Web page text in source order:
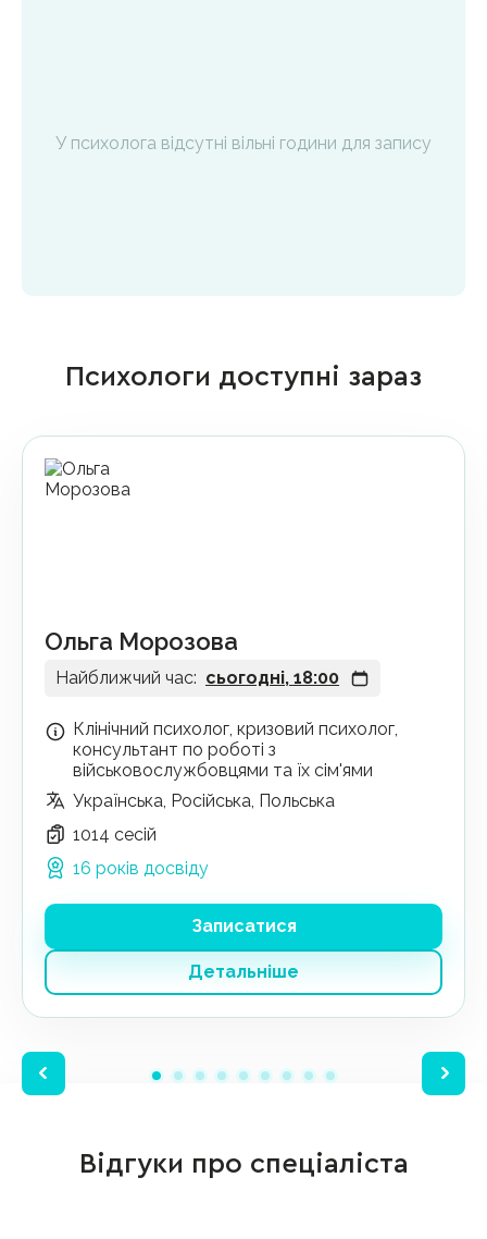
У психолога відсутні вільні години для запису
Психологи доступні зараз
Ольга Морозова
Найближчий час: сьогодні, 18:00
Клінічний психолог, кризовий психолог,
консультант по роботі з
військовослужбовцями та їх сім'ями
Українська, Російська, Польська
1014 сесій
16 років досвіду
Детальніше
Записатися
Відгуки про спеціаліста